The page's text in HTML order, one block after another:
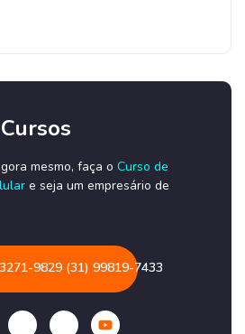
mesmo, faça o Curso de
e seja um empresário de
9829 (31) 99819-7433